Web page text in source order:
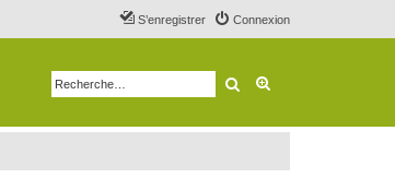
Connexion
S’enregistrer
Rechercher